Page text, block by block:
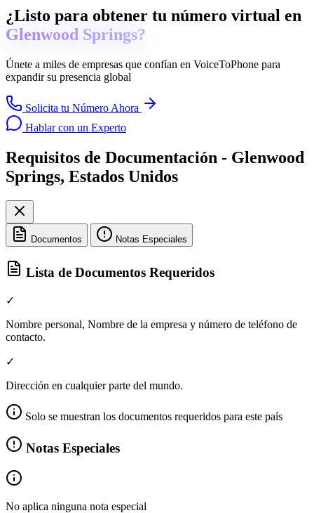
¿Listo para obtener tu número virtual en
Glenwood Springs?
Únete a miles de empresas que confían en VoiceToPhone para
expandir su presencia global
Solicita tu Número Ahora
Hablar con un Experto
Requisitos de Documentación - Glenwood
Springs, Estados Unidos
Documentos Notas Especiales
Lista de Documentos Requeridos
✓
Nombre personal, Nombre de la empresa y número de teléfono de
contacto.
✓
Dirección en cualquier parte del mundo.
Solo se muestran los documentos requeridos para este país
Notas Especiales
No aplica ninguna nota especial